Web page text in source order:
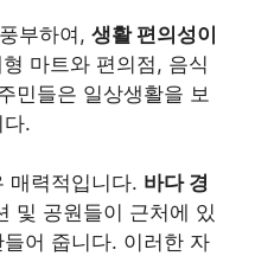
부하여, 생활 편의성이
마트와 편의점, 음식
민들은 일상생활을 보
.
매력적입니다. 바다 경
및 공원들이 근처에 있
어 줍니다. 이러한 자